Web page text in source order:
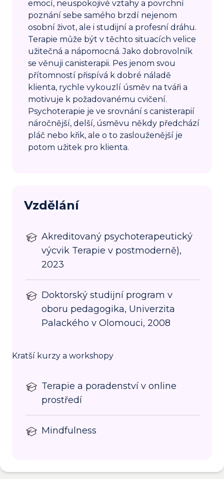
emocí, neuspokojivé vztahy a povrchní
poznání sebe samého brzdí nejenom
osobní život, ale i studijní a profesní dráhu.
Terapie může být v těchto situacích velice
užitečná a nápomocná. Jako dobrovolník
se věnuji canisterapii. Pes jenom svou
přítomností přispívá k dobré náladě
klienta, rychle vykouzlí úsměv na tváři a
motivuje k požadovanému cvičení.
Psychoterapie je ve srovnání s canisterapií
náročnější, delší, úsměvu někdy předchází
pláč nebo křik, ale o to zaslouženější je
potom užitek pro klienta.
Vzdělání
Akreditovaný psychoterapeutický
výcvik Terapie v postmoderně),
2023
Doktorský studijní program v
oboru pedagogika, Univerzita
Palackého v Olomouci, 2008
Kratší kurzy a workshopy
Terapie a poradenství v online
prostředí
Mindfulness